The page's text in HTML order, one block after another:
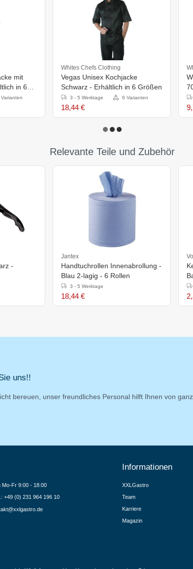
mit
in 6
Varianten
Whites Chefs Clothing
Vegas Unisex Kochjacke
Schwarz - Erhältlich in 6 Größen
3 - 5 Werktage 6 Varianten
18,44 €
Relevante Teile und Zubehör
-
Jantex
Handtuchrollen Innenabrollung -
Blau 2-lagig - 6 Rollen
3 - 5 Werktage
18,44 €
uns!!
bereuen, unser freundliches Personal hilft Ihnen von
Mo-Fr 9:00 - 18:00
+49 (0) 231 964 196 10
Informationen
XXLGastro
Team
Karriere
Magazin